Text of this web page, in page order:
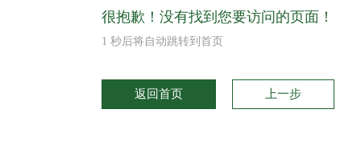
很抱歉！没有找到您要访问的页面！
1 秒后将自动跳转到首页
返回首页 上一步